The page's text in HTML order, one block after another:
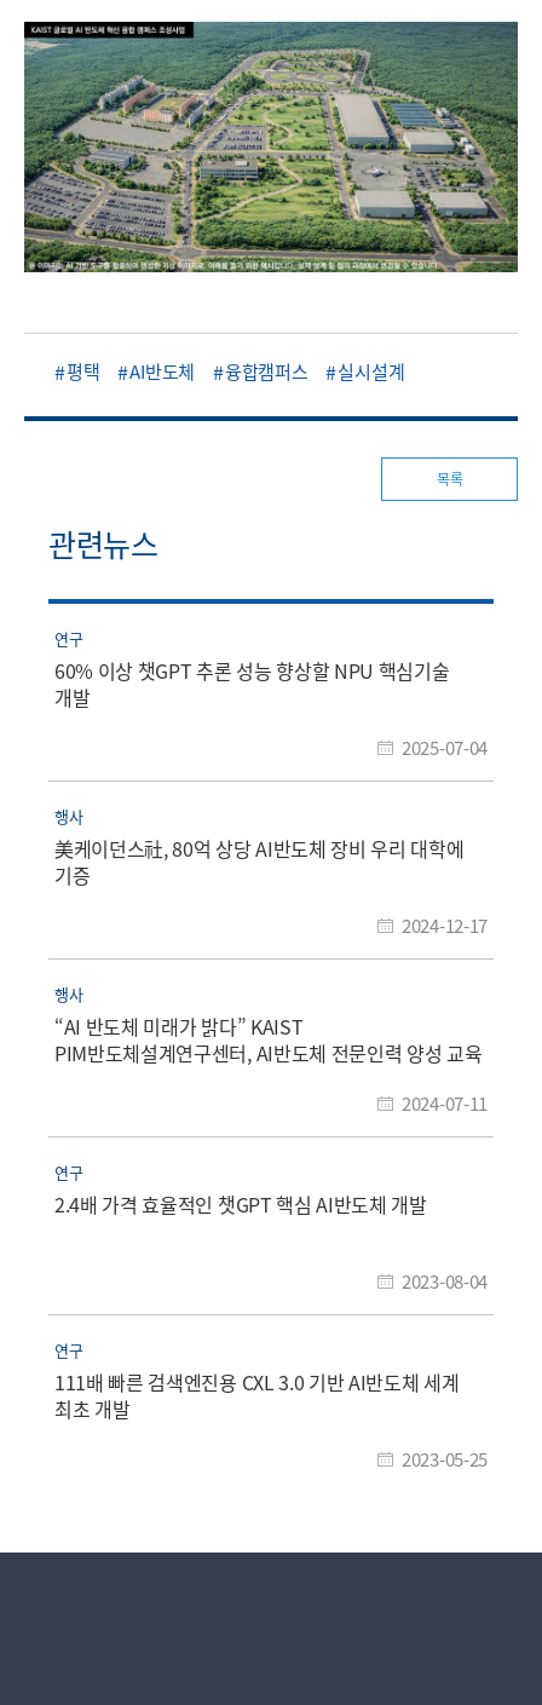
평택 AI반도체 융합캠퍼스 실시설계
목록
관련뉴스
연구
60% 이상 챗GPT 추론 성능 향상할 NPU 핵심기술
개발
2025-07-04
행사
美케이던스社, 80억 상당 AI반도체 장비 우리 대학에
기증
2024-12-17
행사
“AI 반도체 미래가 밝다” KAIST
PIM반도체설계연구센터, AI반도체 전문인력 양성 교육
2024-07-11
연구
2.4배 가격 효율적인 챗GPT 핵심 AI반도체 개발
2023-08-04
연구
111배 빠른 검색엔진용 CXL 3.0 기반 AI반도체 세계
최초 개발
2023-05-25